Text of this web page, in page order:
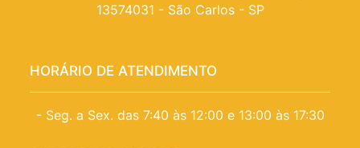
13574031 - São Carlos - SP
HORÁRIO DE ATENDIMENTO
- Seg. a Sex. das 7:40 às 12:00 e 13:00 às 17:30